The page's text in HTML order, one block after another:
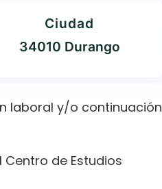
Ciudad
34010 Durango
laboral y/o continuación
Centro de Estudios